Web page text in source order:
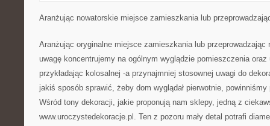
Aranżując nowatorskie miejsce zamieszkania lub
Aranżując oryginalne miejsce zamieszkania lub przeprowadzając
uwagę koncentrujemy na ogólnym wyglądzie pomieszczenia oraz
przykładając kolosalnej -a przynajmniej stosownej uwagi do
jakiś sposób sprawić, żeby dom wyglądał pierwotnie,
Wśród tony dekoracji, jakie proponują nam sklepy, jedną z
www.uroczystedekoracje.pl. Ten z pozoru mały detal potrafi